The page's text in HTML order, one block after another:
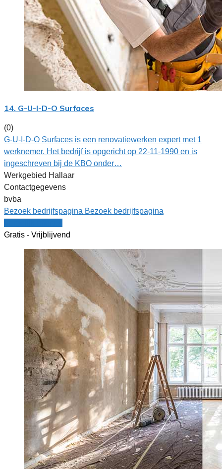
14. G-U-I-D-O Surfaces
(0)
G-U-I-D-O Surfaces is een renovatiewerken expert met 1
werknemer. Het bedrijf is opgericht op 22-11-1990 en is
ingeschreven bij de KBO onder…
Werkgebied Hallaar
Contactgegevens
bvba
Bezoek bedrijfspagina Bezoek bedrijfspagina
Gratis - Vrijblijvend